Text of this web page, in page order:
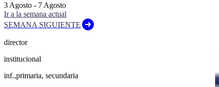
3 Agosto - 7 Agosto
Ir a la semana actual
SEMANA SIGUIENTE
director
institucional
inf.,primaria, secundaria